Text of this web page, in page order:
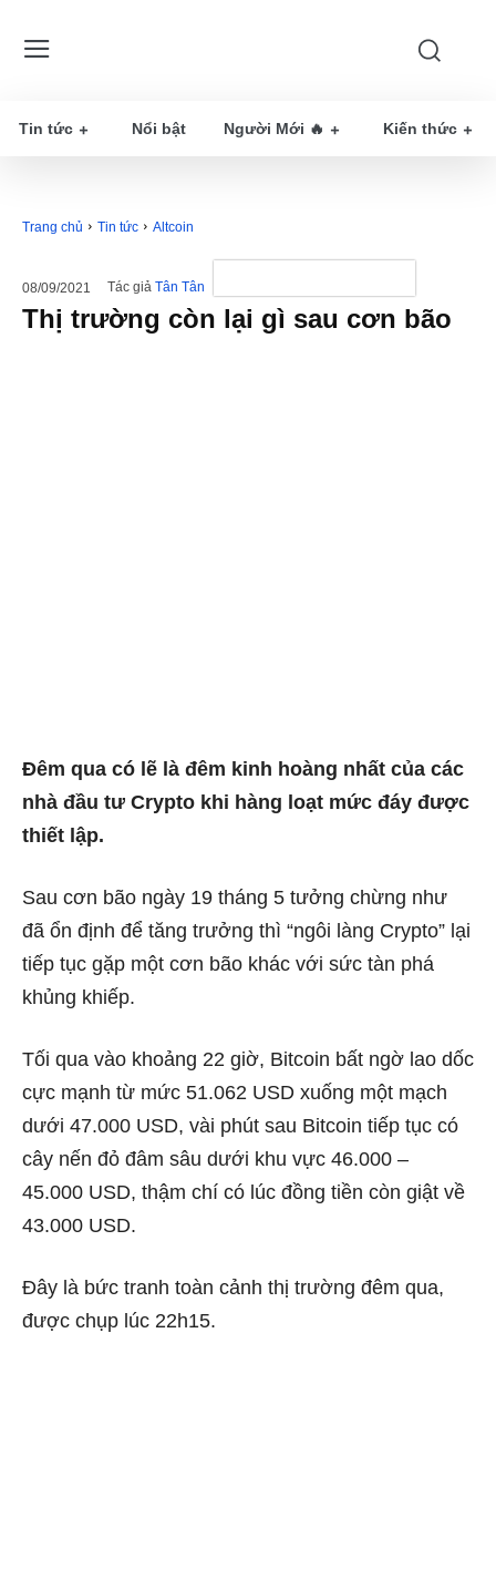
Tin tức Nổi bật Người Mới 🔥 Kiến thức
Trang chủ Tin tức Altcoin
08/09/2021 Tác giả Tân Tân
Thị trường còn lại gì sau cơn bão
Đêm qua có lẽ là đêm kinh hoàng nhất của các
nhà đầu tư Crypto khi hàng loạt mức đáy được
thiết lập.
Sau cơn bão ngày 19 tháng 5 tưởng chừng như
đã ổn định để tăng trưởng thì “ngôi làng Crypto” lại
tiếp tục gặp một cơn bão khác với sức tàn phá
khủng khiếp.
Tối qua vào khoảng 22 giờ, Bitcoin bất ngờ lao dốc
cực mạnh từ mức 51.062 USD xuống một mạch
dưới 47.000 USD, vài phút sau Bitcoin tiếp tục có
cây nến đỏ đâm sâu dưới khu vực 46.000 –
45.000 USD, thậm chí có lúc đồng tiền còn giật về
43.000 USD.
Đây là bức tranh toàn cảnh thị trường đêm qua,
được chụp lúc 22h15.